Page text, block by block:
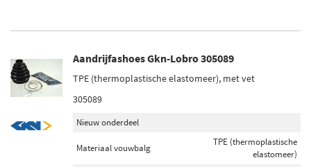
Aandrijfashoes Gkn-Lobro 305089
TPE (thermoplastische elastomeer), met vet
305089
Nieuw onderdeel
Materiaal vouwbalg
TPE (thermoplastische
elastomeer)